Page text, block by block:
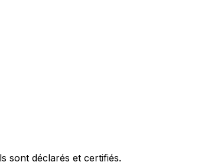
sont déclarés et certifiés.